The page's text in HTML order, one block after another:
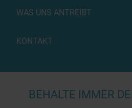
WAS UNS ANTREIBT
KONTAKT
BEHALTE IMMER